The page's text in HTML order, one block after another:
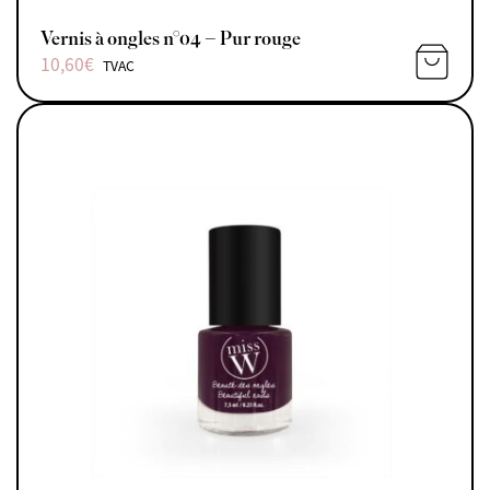
Vernis à ongles n°04 – Pur rouge
10,60€ TVAC